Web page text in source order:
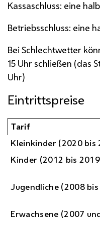
Kassaschluss: eine
Betriebsschluss: eine
Bei Schlechtwetter
15 Uhr schließen (das
Uhr)
Eintrittspreise
Tarif
Kleinkinder (2020 bis
Kinder (2012 bis
Jugendliche (2008
Erwachsene (2007